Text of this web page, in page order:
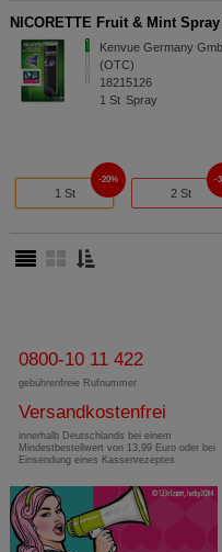
NICORETTE Fruit & Mint
Kenvue Germany
(OTC)
18215126
1 St Spray
1 St
20%
2 St
0800-10 11 422
gebührenfreie Rufnummer
Versandkostenfrei
innerhalb Deutschlands bei einem
Mindestbestellwert von 13,99 Euro oder bei
Einsendung eines Kassenrezeptes